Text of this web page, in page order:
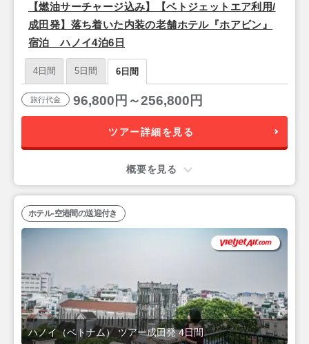
【燃油サーチャージ込み】【ベトジェットエア利用/
成田発】落ち着いた内装の老舗ホテル『ホアビン』
宿泊 ハノイ4泊6日
4日間 5日間 6日間
旅行代金 96,800円～256,800円
ツアー詳細を見る
概要を見る
ハノイ（ベトナム） ツアー成田発 4日間
ホテル-空港間の送迎付き